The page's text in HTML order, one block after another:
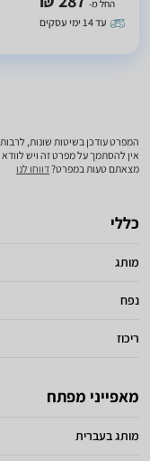
החל מ-
עד 14 ימי עסקים
המפרט עודכן בשיטות שונות,
אין להסתמך על מפרט זה ויש
מצאתם טעות במפרט?דווחו לנו
כללי
מותג
נפח
ריכוז
מאפייני מפתח
מותג בעברית